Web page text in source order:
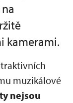
kamerami.
muzikálové
nejsou